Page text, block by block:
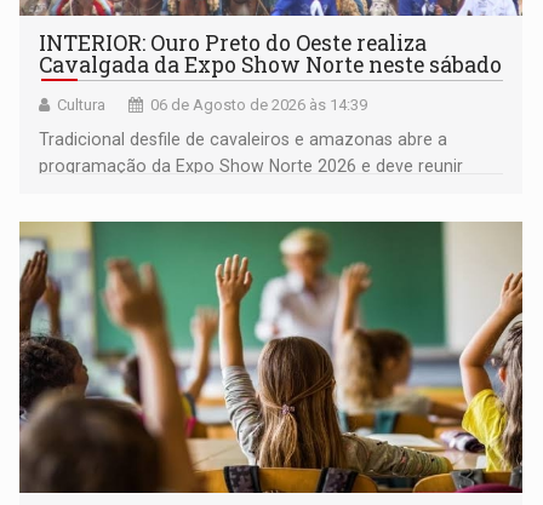
INTERIOR: Ouro Preto do Oeste realiza
Cavalgada da Expo Show Norte neste sábado
Cultura 06 de Agosto de 2026 às 14:39
Tradicional desfile de cavaleiros e amazonas abre a
programação da Expo Show Norte 2026 e deve reunir